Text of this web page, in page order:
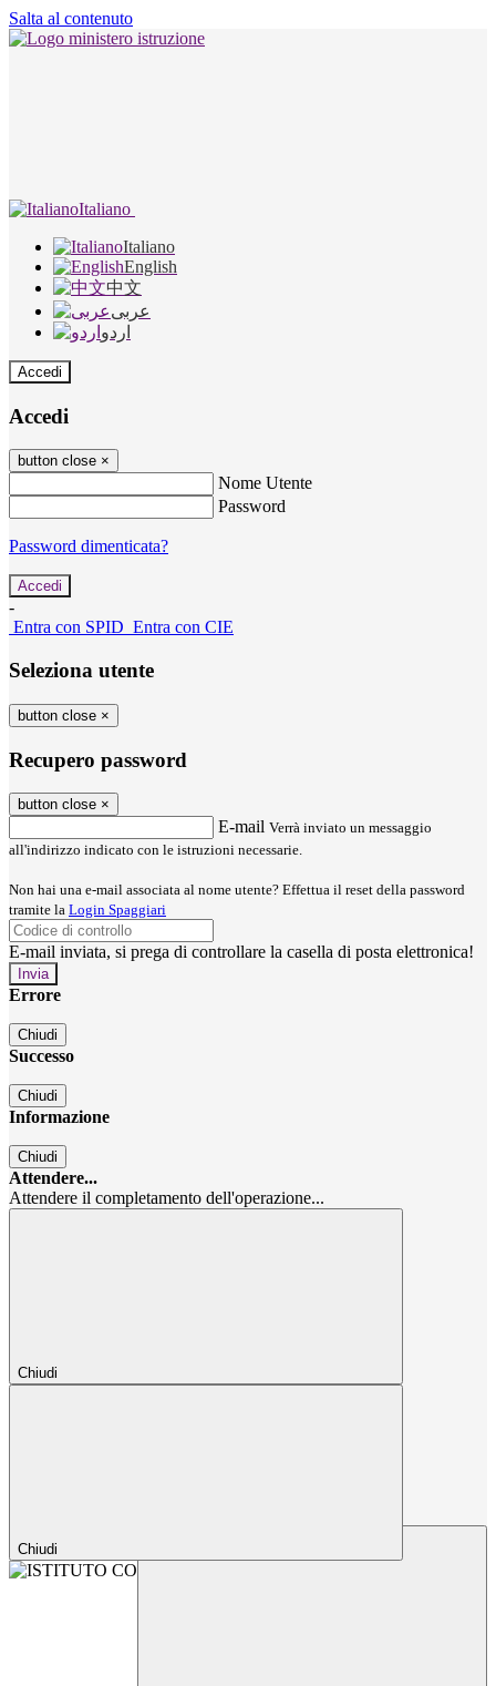
Salta al contenuto
Italiano
Italiano
English
中文
عربى
اردو
Accedi
Accedi
button close ×
Nome Utente
Password
Password dimenticata?
-
Entra con SPID Entra con CIE
Seleziona utente
button close ×
Recupero password
button close ×
E-mail Verrà inviato un messaggio
all'indirizzo indicato con le istruzioni necessarie.
Non hai una e-mail associata al nome utente? Effettua il reset della password
tramite la Login Spaggiari
E-mail inviata, si prega di controllare la casella di posta elettronica!
Errore
Chiudi
Successo
Chiudi
Informazione
Chiudi
Attendere...
Attendere il completamento dell'operazione...
Chiudi
Chiudi